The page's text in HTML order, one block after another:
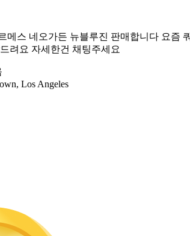
메스 네오가든 뉴블루진 판매합니다 요즘
려요 자세한건 채팅주세요
Los Angeles